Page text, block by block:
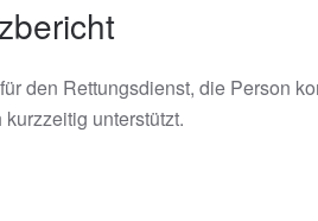
den Rettungsdienst, die Person
unterstützt.